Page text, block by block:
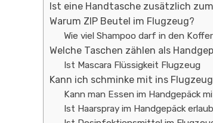
Ist eine Handtasche zusätzlich
Warum ZIP Beutel im Flugzeug?
Wie viel Shampoo darf in den Koffer
Welche Taschen zählen als
Ist Mascara Flüssigkeit Flugzeug
Kann ich schminke mit ins
Kann man Essen im Handgepäck
Ist Haarspray im Handgepäck